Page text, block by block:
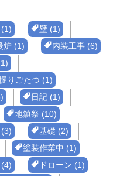
壁 (1)
炉 (1)
内装工事 (6)
りごたつ (1)
日記 (1)
地鎮祭 (10)
基礎 (2)
塗装作業中 (1)
ドローン (1)